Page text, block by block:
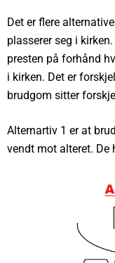
Det er flere
plasserer seg i
presten på forhånd
i kirken. Det er
brudgom sitter
Alternartiv 1 er at
vendt mot alteret. De